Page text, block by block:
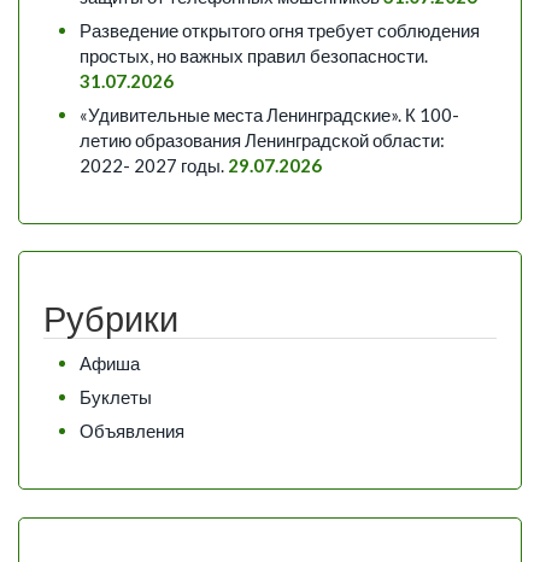
Разведение открытого огня требует соблюдения
простых, но важных правил безопасности.
31.07.2026
«Удивительные места Ленинградские». К 100-
летию образования Ленинградской области:
2022- 2027 годы. 29.07.2026
Рубрики
Афиша
Буклеты
Объявления